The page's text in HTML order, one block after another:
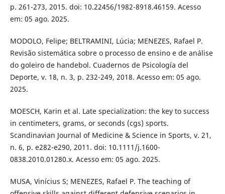
p. 261-273, 2015. doi: 10.22456/1982-8918.46159. Acesso
em: 05 ago. 2025.
MODOLO, Felipe; BELTRAMINI, Lúcia; MENEZES, Rafael P.
Revisão sistemática sobre o processo de ensino e de análise
do goleiro de handebol. Cuadernos de Psicología del
Deporte, v. 18, n. 3, p. 232-249, 2018. Acesso em: 05 ago.
2025.
MOESCH, Karin et al. Late specialization: the key to success
in centimeters, grams, or seconds (cgs) sports.
Scandinavian Journal of Medicine & Science in Sports, v. 21,
n. 6, p. e282-e290, 2011. doi: 10.1111/j.1600-
0838.2010.01280.x. Acesso em: 05 ago. 2025.
MUSA, Vinícius S; MENEZES, Rafael P. The teaching of